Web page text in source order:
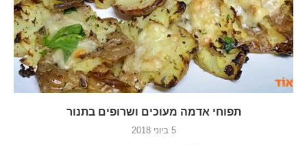
תפוחי אדמה מעוכים ושרופים בתנור
5 ביוני 2018